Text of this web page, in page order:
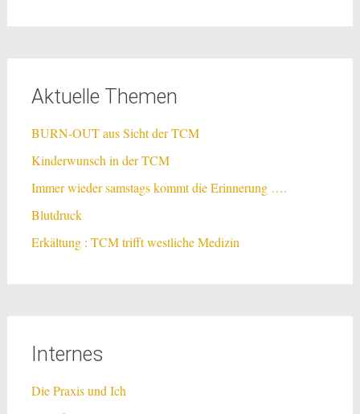
Aktuelle Themen
BURN-OUT aus Sicht der TCM
Kinderwunsch in der TCM
Immer wieder samstags kommt die Erinnerung ….
Blutdruck
Erkältung : TCM trifft westliche Medizin
Internes
Die Praxis und Ich